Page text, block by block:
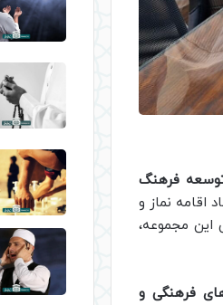
توسعه فرهنگ
اقامه نماز و
این مجموعه،
فرهنگی و